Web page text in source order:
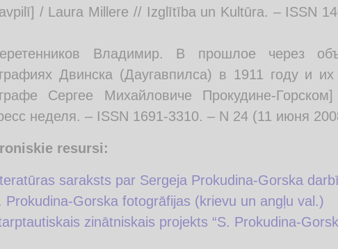
/ Laura Millere // Izglītība un Kultūra. – ISSN
Владимир. В прошлое через
Двинска (Даугавпилса) в 1911 году и
Сергее Михайловиче Прокудине-
неделя. – ISSN 1691-3310. – N 24 (11 июня
resursi:
saraksts par Sergeja Prokudina-Gorska
Prokudina-Gorska fotogrāfijas (krievu un angļu val.)
zinātniskais projekts “S. Prokudina-